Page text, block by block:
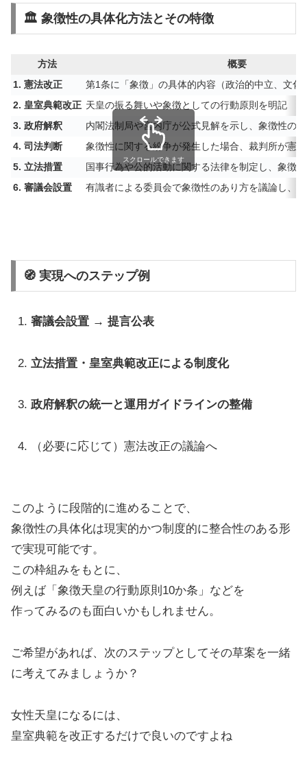
🏛️ 象徴性の具体化方法とその特徴
方法
概要
1. 憲法改正
第1条に「象徴」の具体的内容（政治的中立、文化
2. 皇室典範改正 天皇の振る舞いや象徴としての行動原則を明記
3. 政府解釈
内閣法制局や宮内庁が公式見解を示し、象徴性の
4. 司法判断
象徴性に関する紛争が発生した場合、裁判所が憲
5. 立法措置
国事行為や公的活動に関する法律を制定し、象徴
6. 審議会設置
有識者による委員会で象徴性のあり方を議論し、
スクロールできます
🧭 実現へのステップ例
審議会設置 → 提言公表
立法措置・皇室典範改正による制度化
政府解釈の統一と運用ガイドラインの整備
（必要に応じて）憲法改正の議論へ
このように段階的に進めることで、
象徴性の具体化は現実的かつ制度的に整合性のある形
で実現可能です。
この枠組みをもとに、
例えば「象徴天皇の行動原則10か条」などを
作ってみるのも面白いかもしれません。
ご希望があれば、次のステップとしてその草案を一緒
に考えてみましょうか？
女性天皇になるには、
皇室典範を改正するだけで良いのですよね